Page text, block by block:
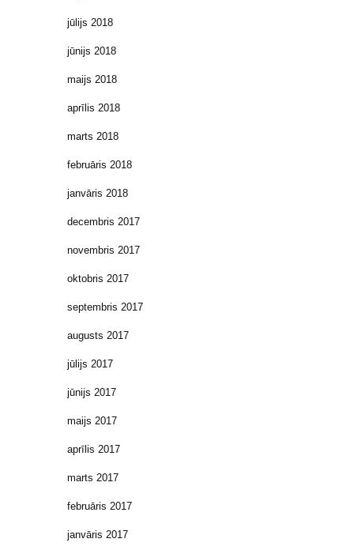
jūlijs 2018
jūnijs 2018
maijs 2018
aprīlis 2018
marts 2018
februāris 2018
janvāris 2018
decembris 2017
novembris 2017
oktobris 2017
septembris 2017
augusts 2017
jūlijs 2017
jūnijs 2017
maijs 2017
aprīlis 2017
marts 2017
februāris 2017
janvāris 2017